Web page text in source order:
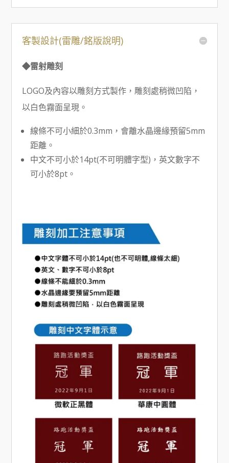
客製設計(雷雕/銘版說明)
◆雷射雕刻
LOGO及內容以雕刻方式製作，雕刻處稍微凹陷，
以白色霧面呈現。
線條不可小細於0.3mm，會離水晶邊緣預留5mm
距離。
中文不可小於14pt(不可明體字型)，英文數字不
可小於8pt。